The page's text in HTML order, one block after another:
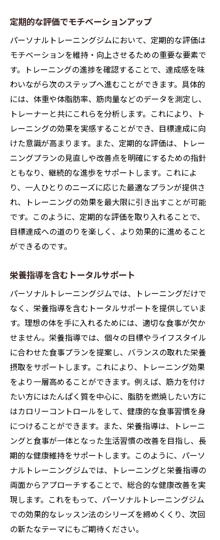
定期的な評価でモチベーションアップ
パーソナルトレーニングジムにおいて、定期的な評価は
モチベーションを維持・向上させるための重要な要素で
す。トレーニングの進捗を確認することで、達成感を味
わいながら次のステップへ進むことができます。具体的
には、体重や体脂肪率、筋肉量などのデータを測定し、
トレーナーと共にこれらを分析します。これにより、ト
レーニングの効果を実感することができ、目標達成に向
けた意識が高まります。また、定期的な評価は、トレー
ニングプランの見直しや改善点を明確にするための指針
ともなり、継続的な進歩をサポートします。これによ
り、一人ひとりのニーズに応じた最適なプランが提供さ
れ、トレーニングの効果を最大限に引き出すことが可能
です。このように、定期的な評価を取り入れることで、
目標達成への道のりを楽しく、より効果的に進めること
ができるのです。
栄養指導を含むトータルサポート
パーソナルトレーニングジムでは、トレーニングだけで
なく、栄養指導を含むトータルサポートを提供していま
す。理想の体を手に入れるためには、適切な食事が欠か
せません。栄養指導では、個々の目標やライフスタイル
に合わせた食事プランを提案し、バランスの取れた栄養
摂取をサポートします。これにより、トレーニング効果
をより一層高めることができます。例えば、筋力を付け
たい方にはたんぱく質を中心に、脂肪を燃焼したい方に
はカロリーコントロールをして、健康的な食事習慣を身
につけることができます。また、栄養指導は、トレーニ
ングと食事が一体となった生活習慣の改善を目指し、長
期的な健康維持をサポートします。このように、パーソ
ナルトレーニングジムでは、トレーニングと栄養指導の
両面からアプローチすることで、総合的な健康改善を実
現します。これをもって、パーソナルトレーニングジム
での効果的なレッスン法のシリーズを締めくくり、次回
の新たなテーマにもご期待ください。